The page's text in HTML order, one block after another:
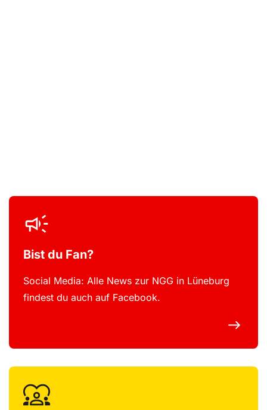
Bist du Fan?
Social Media: Alle News zur NGG in Lüneburg
findest du auch auf Facebook.